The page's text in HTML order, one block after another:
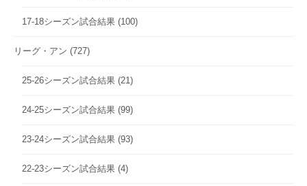
17-18シーズン試合結果 (100)
リーグ・アン (727)
25-26シーズン試合結果 (21)
24-25シーズン試合結果 (99)
23-24シーズン試合結果 (93)
22-23シーズン試合結果 (4)